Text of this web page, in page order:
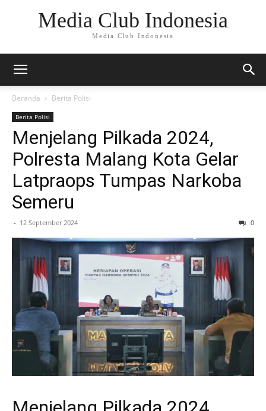
Media Club Indonesia
Media Club Indonesia
Beranda Berita Polisi
Berita Polisi
Menjelang Pilkada 2024,
Polresta Malang Kota Gelar
Latpraops Tumpas Narkoba
Semeru
- 12 September 2024 0